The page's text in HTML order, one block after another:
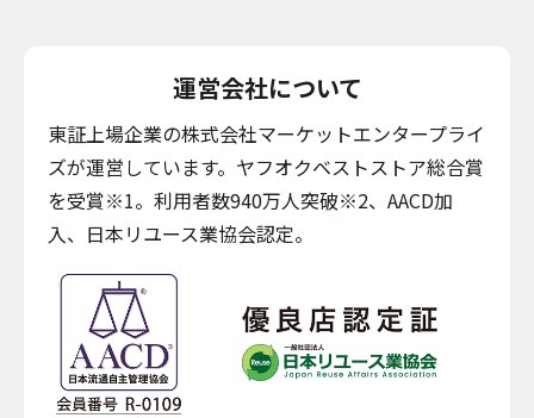
運営会社について
東証上場企業の株式会社マーケットエンタープライ
ズが運営しています。ヤフオクベストストア総合賞
を受賞※1。利用者数940万人突破※2、AACD加
入、日本リユース業協会認定。